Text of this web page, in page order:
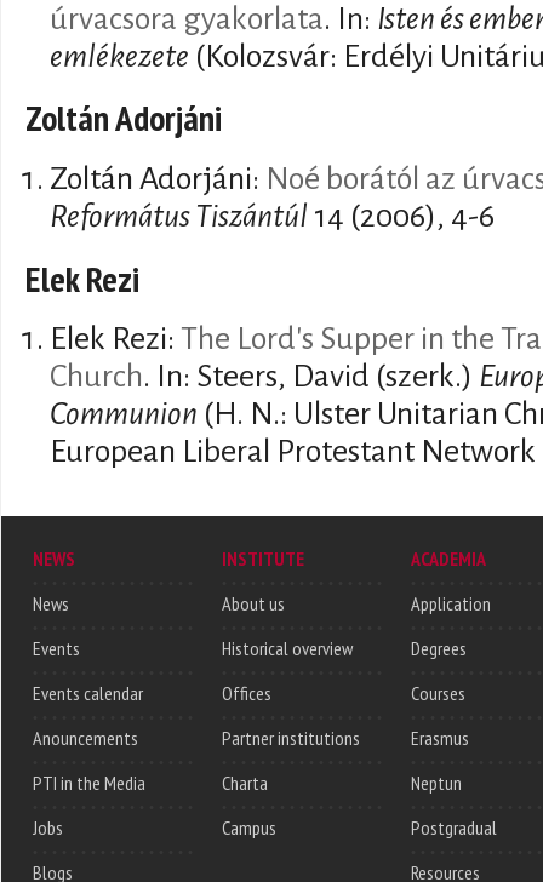
úrvacsora gyakorlata. In: Isten és
emlékezete (Kolozsvár: Erdélyi
Zoltán Adorjáni
Zoltán Adorjáni: Noé borától az
Református Tiszántúl 14 (2006), 4-6
Elek Rezi
Elek Rezi: The Lord's Supper in the
Church. In: Steers, David (szerk.)
Communion (H. N.: Ulster Unitarian
European Liberal Protestant Network
NEWS
News
Events
Events calendar
Anouncements
PTI in the Media
Jobs
Blogs
INSTITUTE
About us
Historical overview
Offices
Partner institutions
Charta
Campus
ACADEMIA
Application
Degrees
Courses
Erasmus
Neptun
Postgradual
Resources